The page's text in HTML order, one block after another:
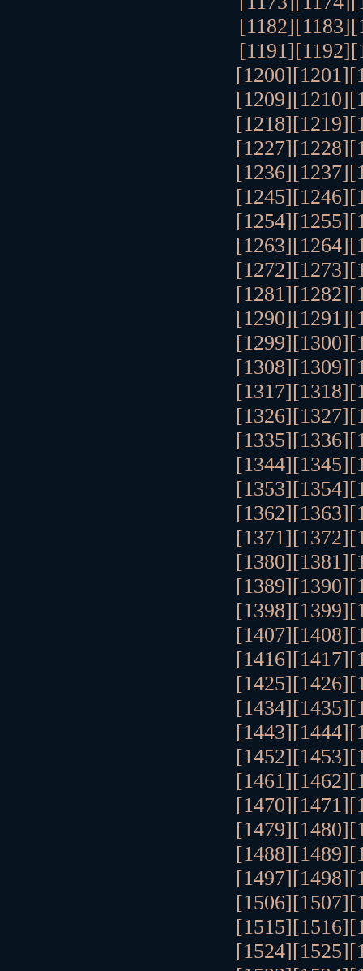
[1182][1183]
[1191][1192]
[1200][1201]
[1209][1210]
[1218][1219]
[1227][1228]
[1236][1237]
[1245][1246]
[1254][1255]
[1263][1264]
[1272][1273]
[1281][1282]
[1290][1291]
[1299][1300]
[1308][1309]
[1317][1318]
[1326][1327]
[1335][1336]
[1344][1345]
[1353][1354]
[1362][1363]
[1371][1372]
[1380][1381]
[1389][1390]
[1398][1399]
[1407][1408]
[1416][1417]
[1425][1426]
[1434][1435]
[1443][1444]
[1452][1453]
[1461][1462]
[1470][1471]
[1479][1480]
[1488][1489]
[1497][1498]
[1506][1507]
[1515][1516]
[1524][1525]